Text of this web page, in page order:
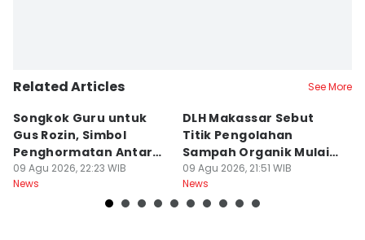
Related Articles See More
Songkok Guru untuk
Gus Rozin, Simbol
Penghormatan Antar
Ulama
09 Agu 2026, 22:23 WIB
News
DLH Makassar Sebut
Titik Pengolahan
Sampah Organik Mulai
Bermunculan
09 Agu 2026, 21:51 WIB
News